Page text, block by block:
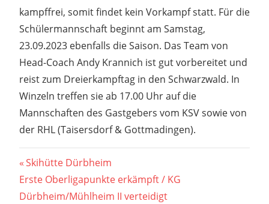
kampffrei, somit findet kein Vorkampf statt. Für die
Schülermannschaft beginnt am Samstag,
23.09.2023 ebenfalls die Saison. Das Team von
Head-Coach Andy Krannich ist gut vorbereitet und
reist zum Dreierkampftag in den Schwarzwald. In
Winzeln treffen sie ab 17.00 Uhr auf die
Mannschaften des Gastgebers vom KSV sowie von
der RHL (Taisersdorf & Gottmadingen).
Beitragsnavigation
Vorheriger
Beitrag:
Skihütte Dürbheim
Nächster
Beitrag:
Erste Oberligapunkte erkämpft / KG
Dürbheim/Mühlheim II verteidigt